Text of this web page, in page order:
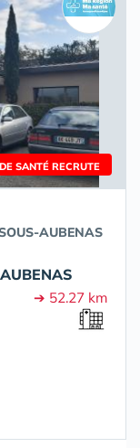
SANTÉ RECRUTE
AUBENAS
➔ 52.27 km